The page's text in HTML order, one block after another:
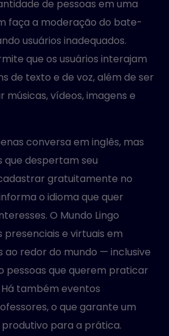
de pessoas em uma
faça a moderação do bate-
usuários inadequados.
que os usuários interajam
de texto e de voz, além de ser
músicas, vídeos, imagens e
conversa em inglês, mas
que despertam seu
gratuitamente no
o idioma que quer
O Mundo Lingo
e virtuais em
ao redor do mundo — inclusive
pessoas que querem praticar
também eventos
o que garante um
para a prática.